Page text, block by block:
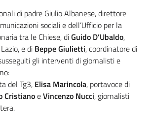
di padre Giulio Albanese, direttore
sociali e dell’Ufficio per la
tra le Chiese, diGuido D’Ubaldo,
e di Beppe Giulietti, coordinatore di
gli interventi di giornalisti e
del Tg3, Elisa Marincola, portavoce di
CristianoeVincenzo Nucci, giornalisti